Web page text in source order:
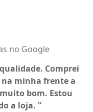
no Google
Comprei
minha frente a
bom. Estou
a loja.